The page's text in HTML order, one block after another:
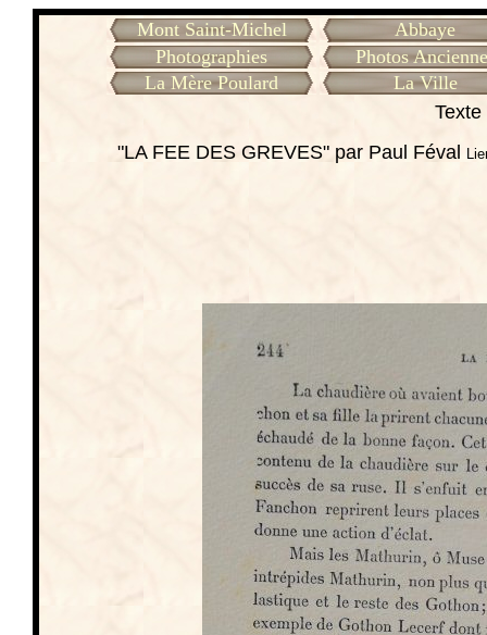
Mont Saint-Michel
Abbaye
Photographies
Photos
La Mère Poulard
La Ville
"LA FEE DES GREVES" par Paul Féval